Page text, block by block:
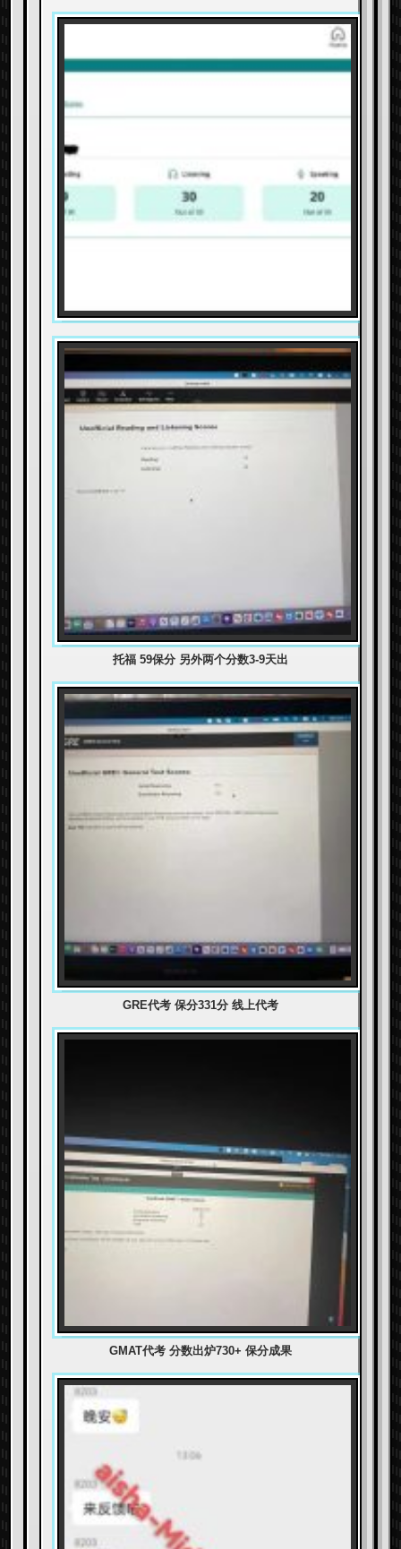
托福 59保分 另外两个分数3-9天出
GRE代考 保分331分 线上代考
GMAT代考 分数出炉730+ 保分成果